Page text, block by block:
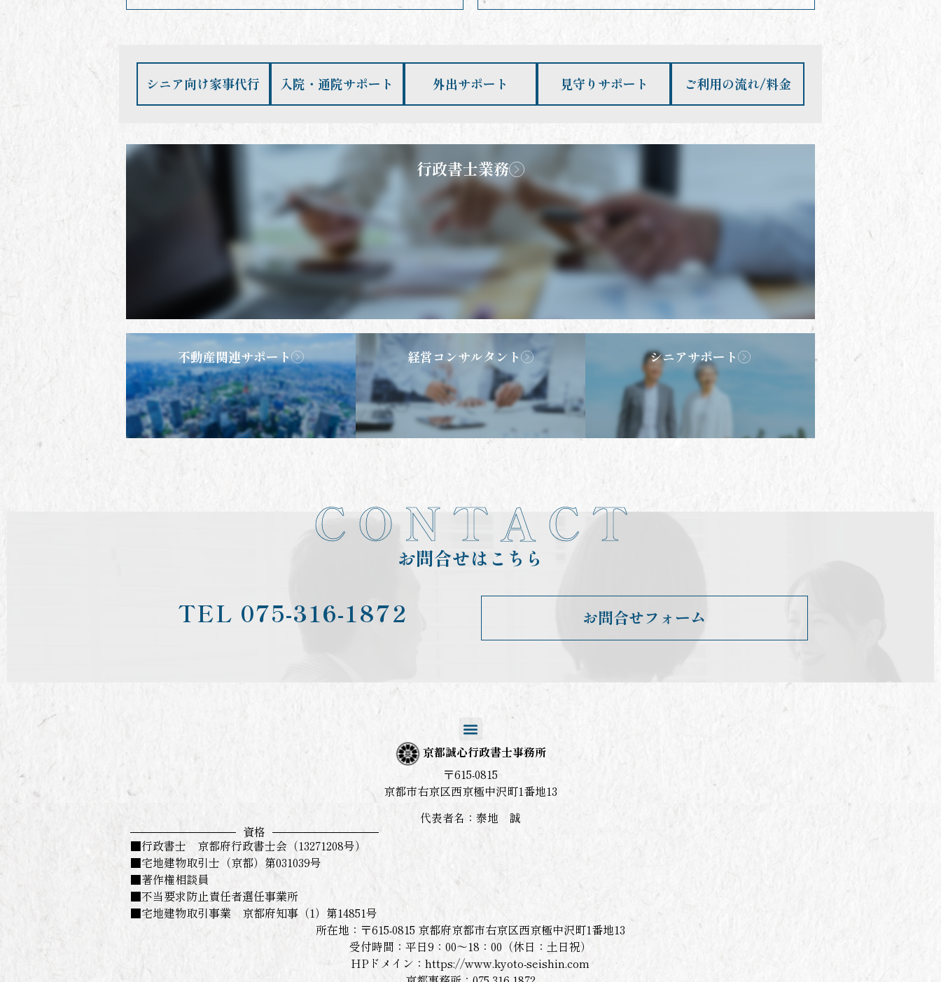
シニア向け家事代行 入院・通院サポート 外出サポート 見守りサポート ご利用の流れ/料金
行政書士業務
不動産関連サポート 経営コンサルタント シニアサポート
C O N T A C T
お問合せはこちら
TEL 075-316-1872 お問合せフォーム
京都誠心行政書士事務所
〒615-0815
京都市右京区西京極中沢町1番地13
代表者名：泰地 誠
資格
■行政書士 京都府行政書士会（13271208号）
■宅地建物取引士（京都）第031039号
■著作権相談員
■不当要求防止責任者選任事業所
■宅地建物取引事業 京都府知事（1）第14851号
所在地：〒615-0815 京都府京都市右京区西京極中沢町1番地13
受付時間：平日9：00～18：00（休日：土日祝）
HPドメイン：https://www.kyoto-seishin.com